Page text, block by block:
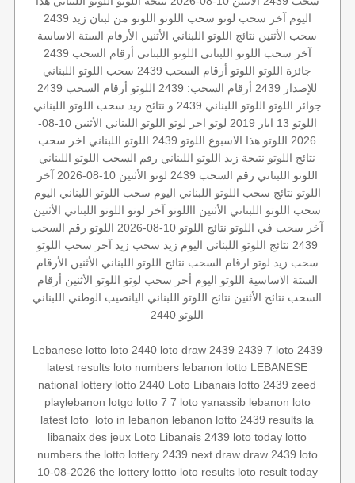
اليوم آخر سحب لوتو سحب اللوتو اللوتو من لبنان زيد 2439
سحب الأثنين نتائج اللوتو اللبناني الأثنين الأرقام الستة الاساسة
آخر سحب اللوتو اللبناني اللوتو اللبناني أرقام السحب 2439
جائزة اللوتو اللوتو أرقام السحب 2439
سحب اللوتو اللبناني
للإصدار 2439
أرقام السحب: 2439
اللوتو أرقام السحب 2439
جوائز اللوتو اللوتو اللبناني 2439 و نتائج زيد
سحب اللوتو اللبناني
اللوتو 13 ايار 2019
لوتو اخر لوتو
اللوتو اللبناني الأثنين 10-08-
2026 اللوتو هذا الاسبوع اللوتو 2439
اللوتو اللبناني اخر سحب
نتائج اللوتو نتيجة زيد اللوتو اللبناني رقم السحب اللوتو اللبناني
اللوتو اللبناني رقم السحب 2439
لوتو الأثنين 10-08-2026
آخر
اللوتو نتائج سحب اللوتو اللبناني اليوم سحب اللوتو اللبناني اليوم
سحب اللوتو اللبناني الأثنين االلوتو آخر لوتو اللوتو اللبناني الأثنين
آخر سحب في اللوتو نتائج اللوتو 10-08-2026
اللوتو رقم السحب
2439 نتائج اللوتو اللبناني اليوم زيد سحب زيد آخر سحب اللوتو
سحب زيد لوتو ارقام السحب نتائج اللوتو اللبناني الأثنين الأرقام
الستة الاساسية اللوتو اليوم أخر سحب لوتو اللوتو الأثنين أرقام
السحب نتائج الأثنين نتائج اللوتو اللبناني اليانصيب الوطني اللبناني
اللوتو 2440
Lebanese lotto loto 2440 loto draw 2439 2439 7 loto 2439
latest results loto numbers lebanon lotto LEBANESE
national lottery lotto 2440 Loto Libanais lotto 2439 zeed
playlebanon lotgo lotto 7 7 loto yanassib lebanon loto
latest loto loto in lebanon lebanon lotto 2439 results la
libanaix des jeux Loto Libanais 2439 loto today lotto
numbers the lotto lottery 2439 next draw draw 2439 loto
10-08-2026 the lottery lottto loto results loto result today